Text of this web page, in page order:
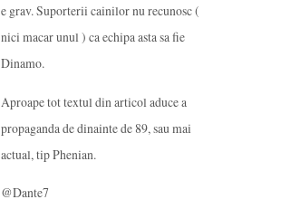
e grav. Suporterii cainilor nu recunosc (
nici macar unul ) ca echipa asta sa fie
Dinamo.
Aproape tot textul din articol aduce a
propaganda de dinainte de 89, sau mai
actual, tip Phenian.
@Dante7